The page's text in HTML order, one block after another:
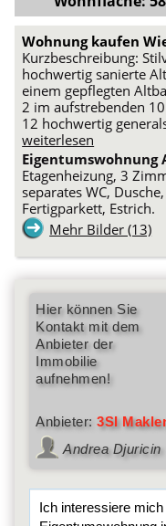
Wohnung kaufen
Kurzbeschreibung:
hochwertig sanierte
einem gepflegten
2 im aufstrebenden
12 hochwertig
weiterlesen
Eigentumswohnung
Etagenheizung, 3
separates WC,
Fertigparkett, Estrich.
Mehr Bilder (13)
Hier können Sie
Kontakt mit dem
Anbieter der
Immobilie
aufnehmen!
Anbieter:3SI
Andrea Djuricin